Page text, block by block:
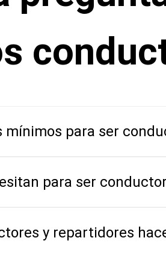
mínimos para ser
para ser
y repartidores